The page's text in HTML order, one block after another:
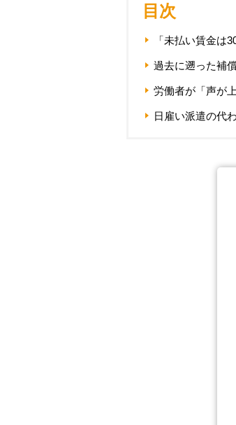
目次
「未払い賃金は
過去に遡った補
労働者が「声が
日雇い派遣の代